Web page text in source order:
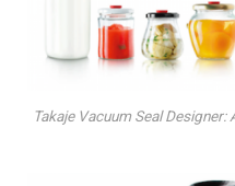
Takaje Vacuum Seal